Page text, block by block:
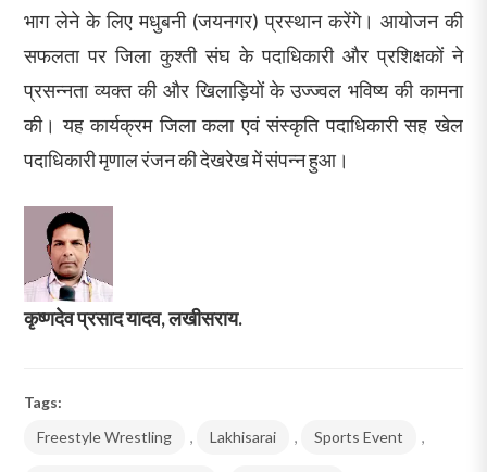
भाग लेने के लिए मधुबनी (जयनगर) प्रस्थान करेंगे। आयोजन की
सफलता पर जिला कुश्ती संघ के पदाधिकारी और प्रशिक्षकों ने
प्रसन्नता व्यक्त की और खिलाड़ियों के उज्ज्वल भविष्य की कामना
की। यह कार्यक्रम जिला कला एवं संस्कृति पदाधिकारी सह खेल
पदाधिकारी मृणाल रंजन की देखरेख में संपन्न हुआ।
कृष्णदेव प्रसाद यादव, लखीसराय.
Tags:
Freestyle Wrestling
, Lakhisarai , Sports Event ,